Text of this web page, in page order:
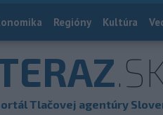
Regióny Kultúra
Tlačovej agentúry